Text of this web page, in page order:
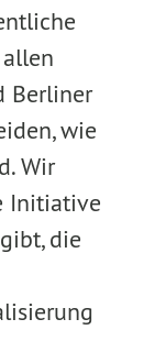
Berliner
wie
Wir
Initiative
die